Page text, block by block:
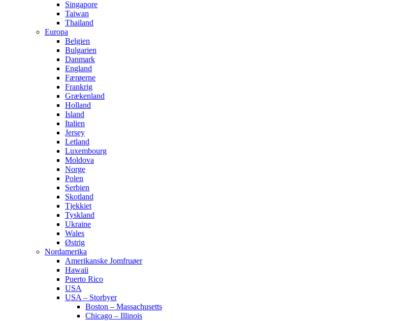
Singapore
Taiwan
Thailand
Europa
Belgien
Bulgarien
Danmark
England
Færøerne
Frankrig
Grækenland
Holland
Island
Italien
Jersey
Letland
Luxembourg
Moldova
Norge
Polen
Serbien
Skotland
Tjekkiet
Tyskland
Ukraine
Wales
Østrig
Nordamerika
Amerikanske Jomfruøer
Hawaii
Puerto Rico
USA
USA – Storbyer
Boston – Massachusetts
Chicago – Illinois